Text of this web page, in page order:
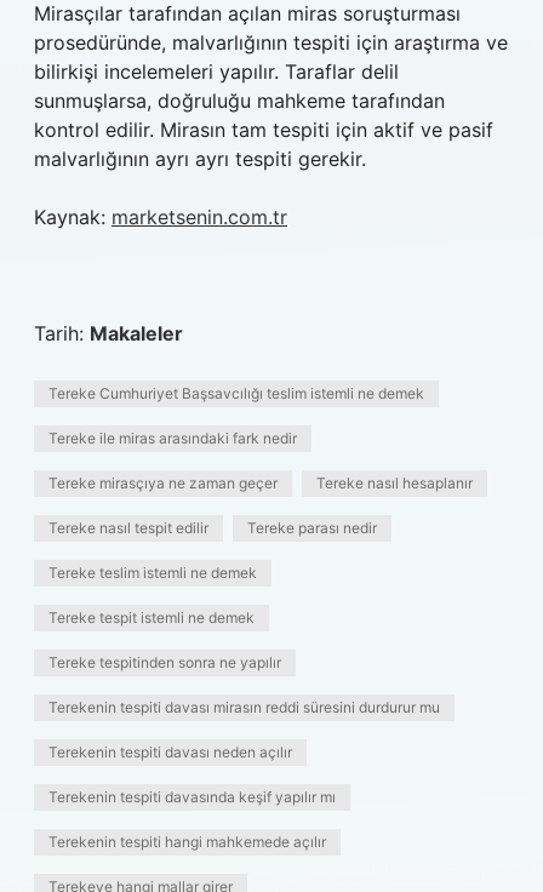
Mirasçılar tarafından açılan miras soruşturması
prosedüründe, malvarlığının tespiti için araştırma ve
bilirkişi incelemeleri yapılır. Taraflar delil
sunmuşlarsa, doğruluğu mahkeme tarafından
kontrol edilir. Mirasın tam tespiti için aktif ve pasif
malvarlığının ayrı ayrı tespiti gerekir.
Kaynak: marketsenin.com.tr
Tarih: Makaleler
Tereke Cumhuriyet Başsavcılığı teslim istemli ne demek
Tereke ile miras arasındaki fark nedir
Tereke mirasçıya ne zaman geçer Tereke nasıl hesaplanır
Tereke nasıl tespit edilir Tereke parası nedir
Tereke teslim istemli ne demek
Tereke tespit istemli ne demek
Tereke tespitinden sonra ne yapılır
Terekenin tespiti davası mirasın reddi süresini durdurur mu
Terekenin tespiti davası neden açılır
Terekenin tespiti davasında keşif yapılır mı
Terekenin tespiti hangi mahkemede açılır
Terekeye hangi mallar girer